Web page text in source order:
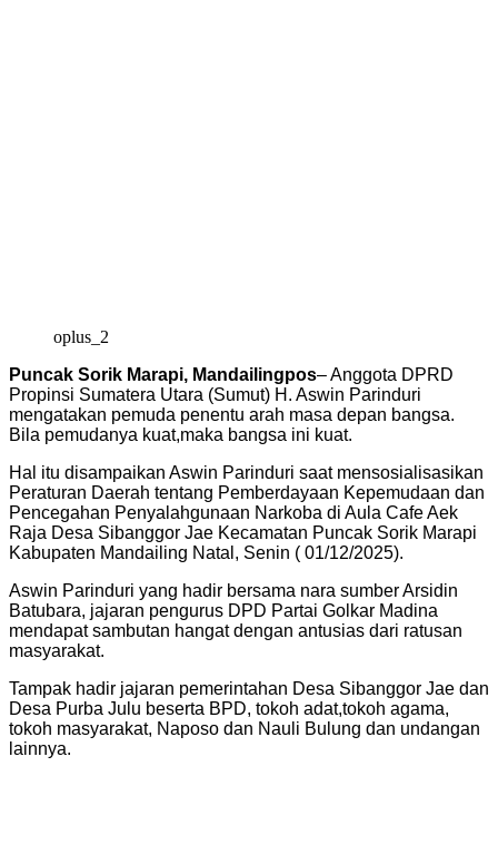
oplus_2
Puncak Sorik Marapi, Mandailingpos– Anggota DPRD
Propinsi Sumatera Utara (Sumut) H. Aswin Parinduri
mengatakan pemuda penentu arah masa depan bangsa.
Bila pemudanya kuat,maka bangsa ini kuat.
Hal itu disampaikan Aswin Parinduri saat mensosialisasikan
Peraturan Daerah tentang Pemberdayaan Kepemudaan dan
Pencegahan Penyalahgunaan Narkoba di Aula Cafe Aek
Raja Desa Sibanggor Jae Kecamatan Puncak Sorik Marapi
Kabupaten Mandailing Natal, Senin ( 01/12/2025).
Aswin Parinduri yang hadir bersama nara sumber Arsidin
Batubara, jajaran pengurus DPD Partai Golkar Madina
mendapat sambutan hangat dengan antusias dari ratusan
masyarakat.
Tampak hadir jajaran pemerintahan Desa Sibanggor Jae dan
Desa Purba Julu beserta BPD, tokoh adat,tokoh agama,
tokoh masyarakat, Naposo dan Nauli Bulung dan undangan
lainnya.